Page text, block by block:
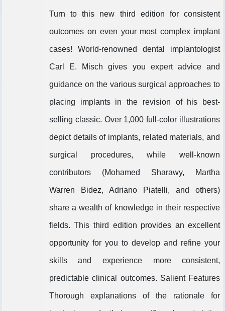
Turn to this new third edition for consistent
outcomes on even your most complex implant
cases! World-renowned dental implantologist
Carl E. Misch gives you expert advice and
guidance on the various surgical approaches to
placing implants in the revision of his best-
selling classic. Over 1,000 full-color illustrations
depict details of implants, related materials, and
surgical procedures, while well-known
contributors (Mohamed Sharawy, Martha
Warren Bidez, Adriano Piatelli, and others)
share a wealth of knowledge in their respective
fields. This third edition provides an excellent
opportunity for you to develop and refine your
skills and experience more consistent,
predictable clinical outcomes. Salient Features
Thorough explanations of the rationale for